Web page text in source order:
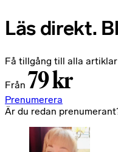
Läs direkt.
Få tillgång till alla
Från 79 kr
Prenumerera
Är du redan